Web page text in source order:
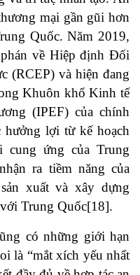
mại gần gũi hơn
Quốc. Năm 2019,
về Hiệp định Đối
(RCEP) và hiện đang
Khuôn khổ Kinh tế
(IPEF) của chính
lợi từ kế hoạch
cung ứng của Trung
ra tiềm năng của
xuất và xây dựng
Trung Quốc[18].
có những giới hạn
là “mắt xích yếu nhất